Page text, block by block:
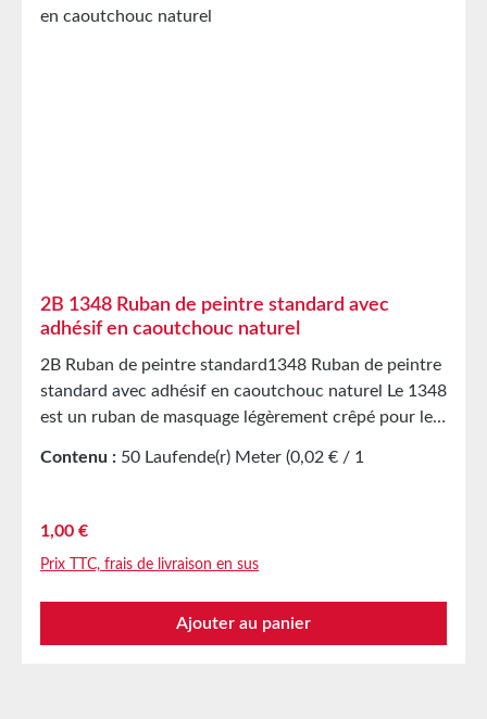
2B 1348 Ruban de peintre standard avec
adhésif en caoutchouc naturel
2B Ruban de peintre standard1348 Ruban de peintre
standard avec adhésif en caoutchouc naturel Le 1348
est un ruban de masquage légèrement crêpé pour les
en caoutchouc naturel. Applications Création de
techniques Support papier légèrement crêpé Adhésif
livraison dans les cartons d’origine non ouverts à 20
°C et 50 % d’humidité relative. Des quantités plus
importantes sont disponibles sur demande.
Contenu : 50 Laufende(r) Meter (0,02 € / 1
Prix régulier :
1,00 €
Prix TTC, frais de livraison en sus
Ajouter au panier